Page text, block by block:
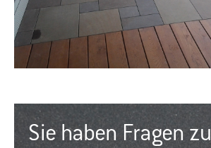
Sie haben Fragen zu